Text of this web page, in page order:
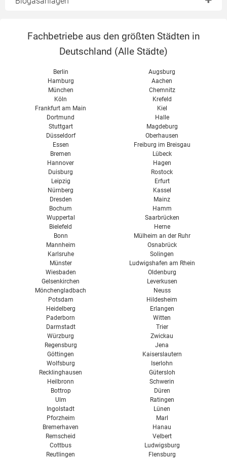
Brennstoffzelle
Aufbau
Fermenter
Gärrestlager
Biogasspeicher
Blockheizkraftwerk
Wirkungsgrad
Leistung
Substrate
Faustzahlen
Gülle & Mist
NawaRo
Agroindustrie
Kompost
Fachbetriebe aus den größten Städten in
Deutschland (Alle Städte)
Berlin
Hamburg
München
Köln
Frankfurt am Main
Dortmund
Stuttgart
Düsseldorf
Essen
Bremen
Hannover
Duisburg
Leipzig
Nürnberg
Dresden
Bochum
Wuppertal
Bielefeld
Bonn
Mannheim
Karlsruhe
Münster
Wiesbaden
Gelsenkirchen
Mönchengladbach
Augsburg
Aachen
Chemnitz
Krefeld
Kiel
Halle
Magdeburg
Oberhausen
Freiburg im Breisgau
Lübeck
Hagen
Rostock
Erfurt
Kassel
Mainz
Hamm
Saarbrücken
Herne
Mülheim an der Ruhr
Osnabrück
Solingen
Ludwigshafen am Rhein
Oldenburg
Leverkusen
Neuss
Potsdam
Heidelberg
Paderborn
Darmstadt
Würzburg
Regensburg
Göttingen
Wolfsburg
Recklinghausen
Heilbronn
Bottrop
Ulm
Ingolstadt
Pforzheim
Bremerhaven
Remscheid
Cottbus
Reutlingen
Hildesheim
Erlangen
Witten
Trier
Zwickau
Jena
Kaiserslautern
Iserlohn
Gütersloh
Schwerin
Düren
Ratingen
Lünen
Marl
Hanau
Velbert
Ludwigsburg
Flensburg